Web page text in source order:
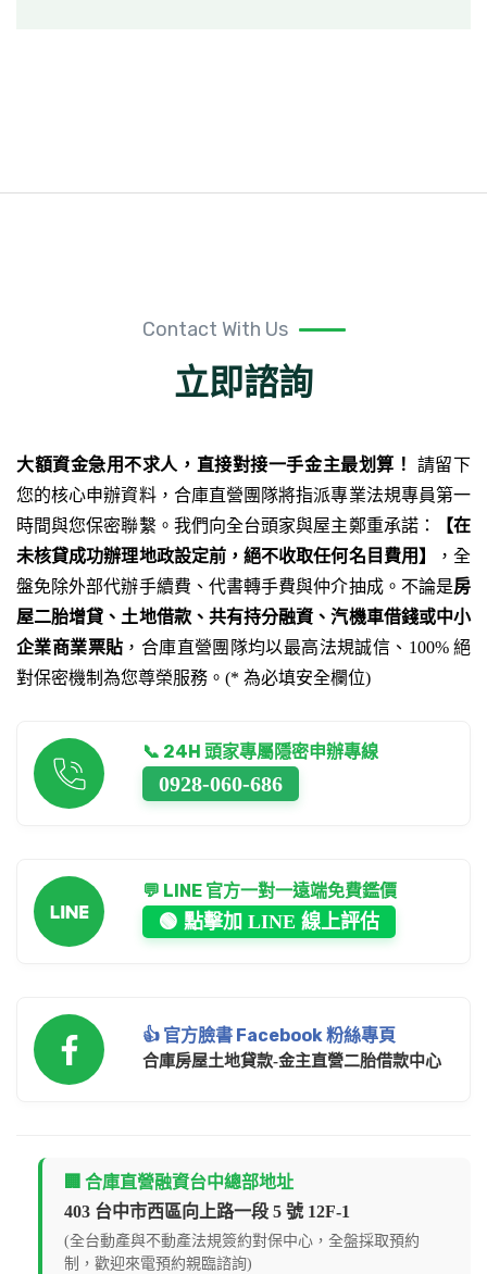
Contact With Us
立即諮詢
大額資金急用不求人，直接對接一手金主最划算！
請留下
您的核心申辦資料，合庫直營團隊將指派專業法規專員第一
時間與您保密聯繫。我們向全台頭家與屋主鄭重承諾：
【在
未核貸成功辦理地政設定前，絕不收取任何名目費用】
，全
盤免除外部代辦手續費、代書轉手費與仲介抽成。不論是房
屋二胎增貸、土地借款、共有持分融資、汽機車借錢或中小
企業商業票貼 ，合庫直營團隊均以最高法規誠信、100% 絕
對保密機制為您尊榮服務。(* 為必填安全欄位)
📞 24H 頭家專屬隱密申辦專線
0928-060-686
💬 LINE 官方一對一遠端免費鑑價
🟢 點擊加 LINE 線上評估
👍 官方臉書 Facebook 粉絲專頁
合庫房屋土地貸款-金主直營二胎借款中心
🏢 合庫直營融資台中總部地址
403 台中市西區向上路一段 5 號 12F-1
(全台動產與不動產法規簽約對保中心，全盤採取預約
制，歡迎來電預約親臨諮詢)